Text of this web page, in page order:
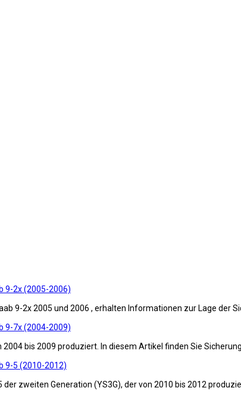
9-2x (2005-2006)
9-2x 2005 und 2006 , erhalten Informationen zur Lage der
9-7x (2004-2009)
2004 bis 2009 produziert. In diesem Artikel finden Sie
9-5 (2010-2012)
zweiten Generation (YS3G), der von 2010 bis 2012